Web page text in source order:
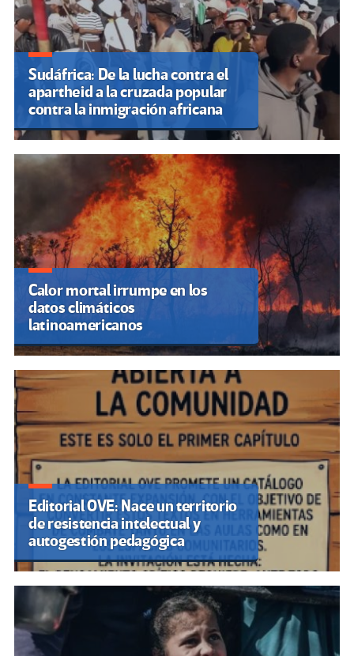
Sudáfrica: De la lucha contra el
apartheid a la cruzada popular
contra la inmigración africana
Calor mortal irrumpe en los
datos climáticos
latinoamericanos
Editorial OVE: Nace un territorio
de resistencia intelectual y
autogestión pedagógica